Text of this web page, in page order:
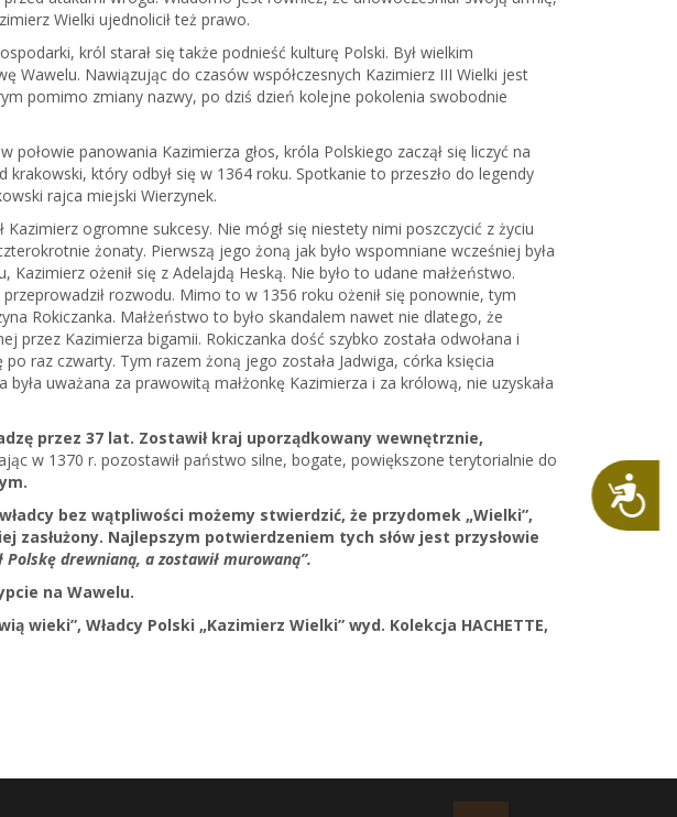
Dostępność
Wielki ujednolicił też prawo.
król starał się także podnieść kulturę Polski. Był wielkim
Wawelu. Nawiązując do czasów współczesnych Kazimierz III Wielki jest
pomimo zmiany nazwy, po dziś dzień kolejne pokolenia swobodnie
panowania Kazimierza głos, króla Polskiego zaczął się liczyć na
który odbył się w 1364 roku. Spotkanie to przeszło do legendy
rajca miejski Wierzynek.
ogromne sukcesy. Nie mógł się niestety nimi poszczycić z życiu
żonaty. Pierwszą jego żoną jak było wspomniane wcześniej była
Kazimierz ożenił się z Adelajdą Heską. Nie było to udane małżeństwo.
rozwodu. Mimo to w 1356 roku ożenił się ponownie, tym
Rokiczanka. Małżeństwo to było skandalem nawet nie dlatego, że
przez Kazimierza bigamii. Rokiczanka dość szybko została odwołana i
raz czwarty. Tym razem żoną jego została Jadwiga, córka księcia
uważana za prawowitą małżonkę Kazimierza i za królową, nie uzyskała
przez 37 lat. Zostawił kraj uporządkowany wewnętrznie,
w 1370 r. pozostawił państwo silne, bogate, powiększone terytorialnie do
bez wątpliwości możemy stwierdzić, że przydomek „Wielki”,
zasłużony. Najlepszym potwierdzeniem tych słów jest przysłowie
Polskę drewnianą, a zostawił murowaną”.
na Wawelu.
wieki”, Władcy Polski „Kazimierz Wielki” wyd. Kolekcja HACHETTE,